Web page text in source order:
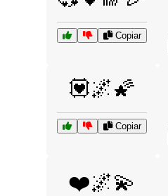
Copiar
💟🌌🌠
Copiar
❤️🌌💫